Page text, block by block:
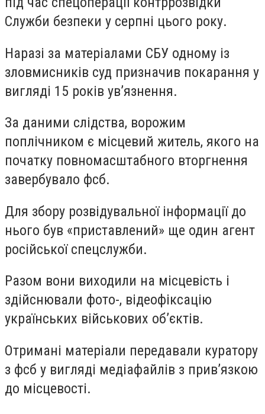
Служби безпеки у серпні цього року.
Наразі за матеріалами СБУ одному із
зловмисників суд призначив покарання у
вигляді 15 років ув’язнення.
За даними слідства, ворожим
поплічником є місцевий житель, якого на
початку повномасштабного вторгнення
завербувало фсб.
Для збору розвідувальної інформації до
нього був «приставлений» ще один агент
російської спецслужби.
Разом вони виходили на місцевість і
здійснювали фото-, відеофіксацію
українських військових об’єктів.
Отримані матеріали передавали куратору
з фсб у вигляді медіафайлів з прив’язкою
до місцевості.